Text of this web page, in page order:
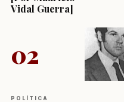
Vidal Guerra]
02
POLÍTICA